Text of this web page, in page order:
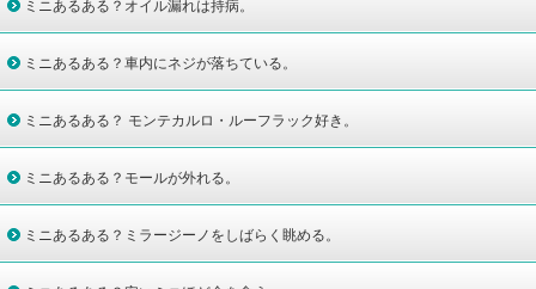
ミニあるある？オイル漏れは持病。
ミニあるある？車内にネジが落ちている。
ミニあるある？ モンテカルロ・ルーフラック好き。
ミニあるある？モールが外れる。
ミニあるある？ミラージーノをしばらく眺める。